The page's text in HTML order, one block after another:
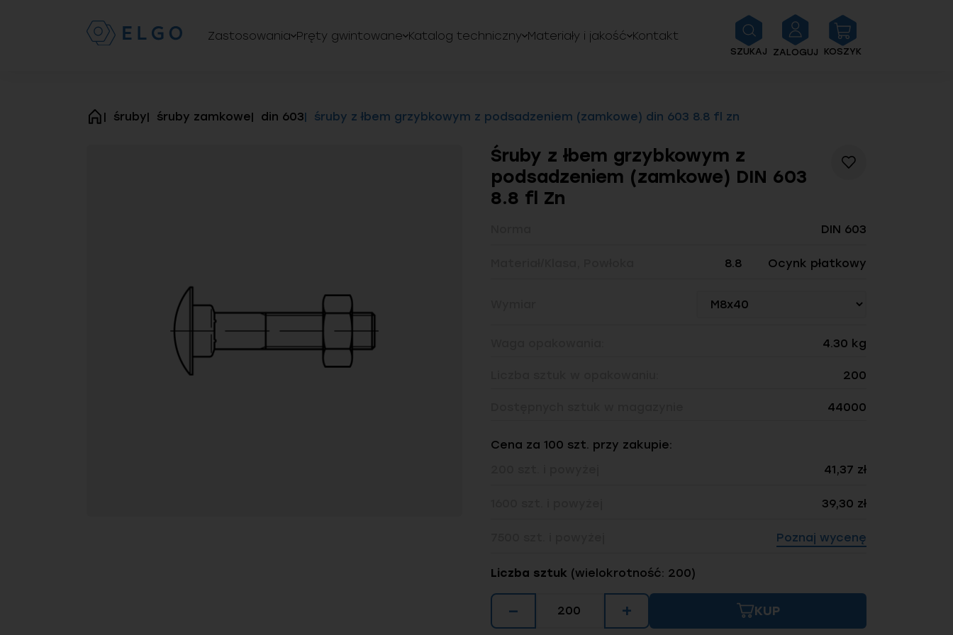
Zastosowania Pręty gwintowane Katalog techniczny Materiały i jakość Kontakt
SZUKAJ ZALOGUJ KOSZYK
strona
śruby śruby zamkowe din 603 śruby z łbem grzybkowym z podsadzeniem (zamkowe) din 603 8.8 fl zn
Śruby z łbem grzybkowym z
podsadzeniem (zamkowe) DIN 603
8.8 fl Zn
DIN 603
8.8 Ocynk płatkowy
4.30 kg
200
44000
Cena za 100 szt. przy zakupie:
41,37 zł
39,30 zł
Poznaj wycenę
Liczba sztuk (wielokrotność: 200)
− + KUP
Dodaj